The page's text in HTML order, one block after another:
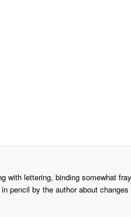
with lettering, binding somewhat
pencil by the author about